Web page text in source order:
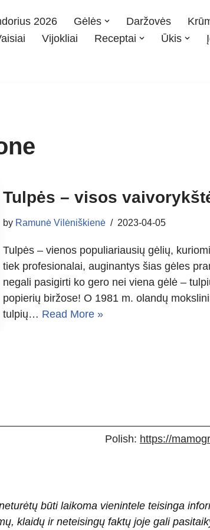
2026 Gėlės Daržovės
Vijokliai Receptai Ūkis
Tulpės – visos
by Ramunė Vilėniškienė 2023-04-05
Tulpės – vienos populiariausių gėlių,
tiek profesionalai, auginantys šias gėles
negali pasigirti ko gero nei viena gėlė –
popierių biržose! O 1981 m. olandų
tulpių… Read More »
Polish: https://
būti laikoma vienintele teisinga
klaidų ir neteisingų faktų joje gali